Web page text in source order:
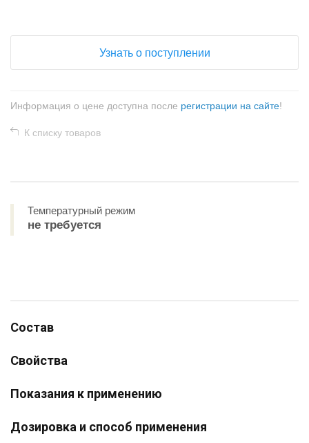
Узнать о поступлении
Информация о цене доступна после регистрации на сайте!
К списку товаров
Температурный режим
не требуется
Состав
Свойства
Показания к применению
Дозировка и способ применения